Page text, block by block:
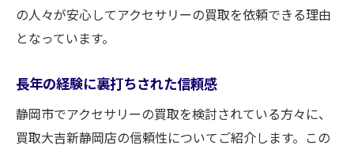
アクセサリー買取で高い満足度を得る静岡市の
おすすめ
静岡市でおすすめの買取ショップ選び
満足度が高いと評判の買取方法
静岡市のおすすめ買取先としての魅力
の人々が安心してアクセサリーの買取を依頼できる理由
となっています。
長年の経験に裏打ちされた信頼感
静岡市でアクセサリーの買取を検討されている方々に、
買取大吉新静岡店の信頼性についてご紹介します。この